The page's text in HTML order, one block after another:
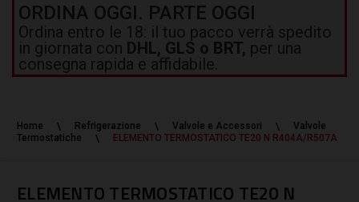
ORDINA OGGI. PARTE OGGI
Ordina entro le 18: il tuo pacco verrà spedito
in giornata con DHL, GLS o BRT, per una
consegna rapida e affidabile.
Home Refrigerazione Valvole e Accessori
Valvole
Termostatiche
ELEMENTO TERMOSTATICO TE20 N R404A/R507A
ELEMENTO TERMOSTATICO TE20 N